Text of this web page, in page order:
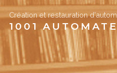
Création et restauration
1001